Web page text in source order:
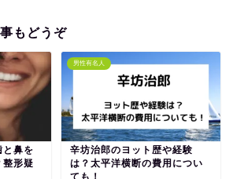
もどうぞ
と鼻を
整形疑
男性有名人
辛坊治郎のヨット歴や経験
は？太平洋横断の費用につい
ても！